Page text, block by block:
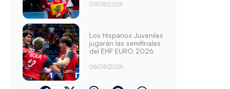
07/08/2026
Los Hispanos Juveniles
jugarán las semifinales
del EHF EURO 2026
06/08/2026